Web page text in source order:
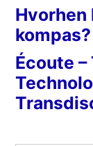
Hvorhen
kompas?
Écoute